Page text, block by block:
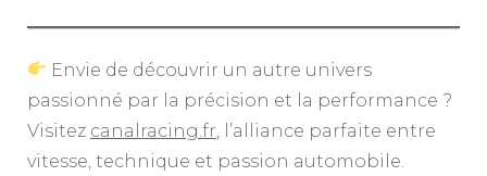
Envie de découvrir un autre univers
passionné par la précision et la performance ?
Visitez canalracing.fr, l’alliance parfaite entre
vitesse, technique et passion automobile.